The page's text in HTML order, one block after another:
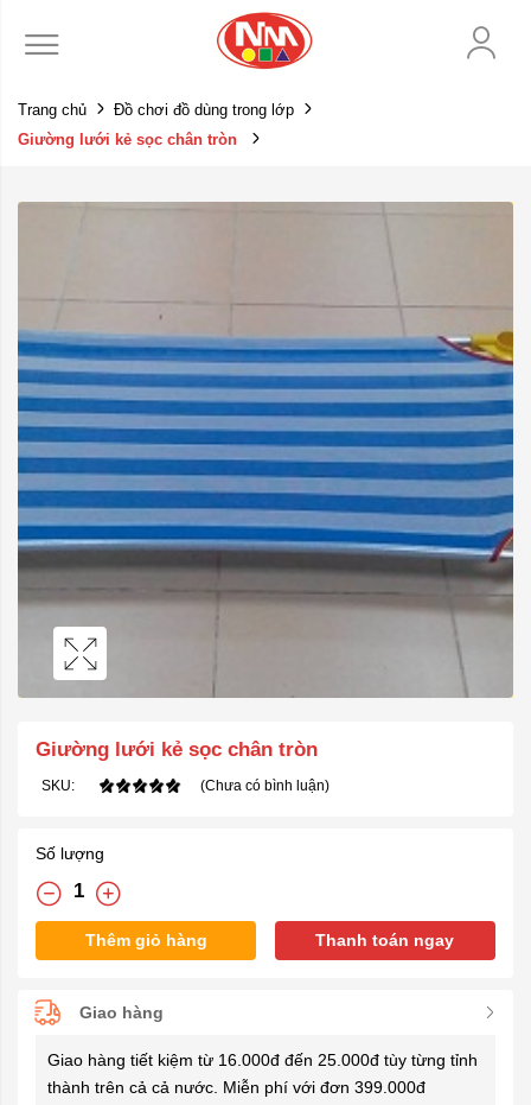
Trang chủ
Đồ chơi đồ dùng trong lớp
Giường lưới kẻ sọc chân tròn
Giường lưới kẻ sọc chân tròn
SKU: (Chưa có bình luận)
Số lượng
Thêm giỏ hàng Thanh toán ngay
Giao hàng
Giao hàng tiết kiệm từ 16.000đ đến 25.000đ tùy từng tỉnh
thành trên cả cả nước. Miễn phí với đơn 399.000đ